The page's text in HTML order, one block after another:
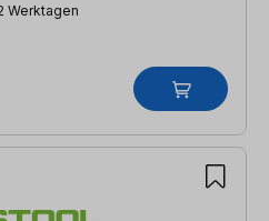
Werktagen